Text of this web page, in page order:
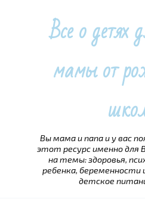
Все о
мамы от
Вы мама и папа и у вас
этот ресурс именно для
на темы: здоровья,
ребенка, беременности
детское